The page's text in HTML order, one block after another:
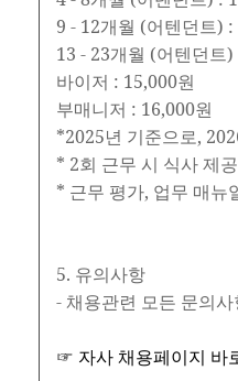
9 - 12개월 (어텐던트) :
13 - 23개월 (어텐던트
바이저 : 15,000원
부매니저 : 16,000원
*2025년 기준으로,
* 2회 근무 시 식사 제공
* 근무 평가, 업무 매뉴
5. 유의사항
- 채용관련 모든 문의
☞ 자사 채용페이지 바